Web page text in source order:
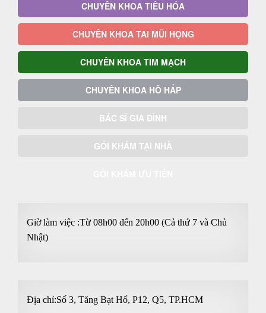
CHUYÊN KHOA TIÊU HÓA
CHUYÊN KHOA TAI MŨI HỌNG
CHUYÊN KHOA TIM MẠCH
CHUYÊN KHOA HÔ HẤP
BÁC SĨ GIA ĐÌNH
GÓI KHÁM TẠI NHÀ
Giờ làm việc :Từ 08h00 đến 20h00 (Cả thứ 7 và Chủ
Nhật)
Địa chỉ:Số 3, Tăng Bạt Hổ, P12, Q5, TP.HCM